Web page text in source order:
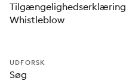
Tilgængelighedserklæring
Whistleblow
UDFORSK
Søg